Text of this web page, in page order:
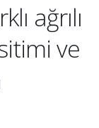
ağrılı
ve